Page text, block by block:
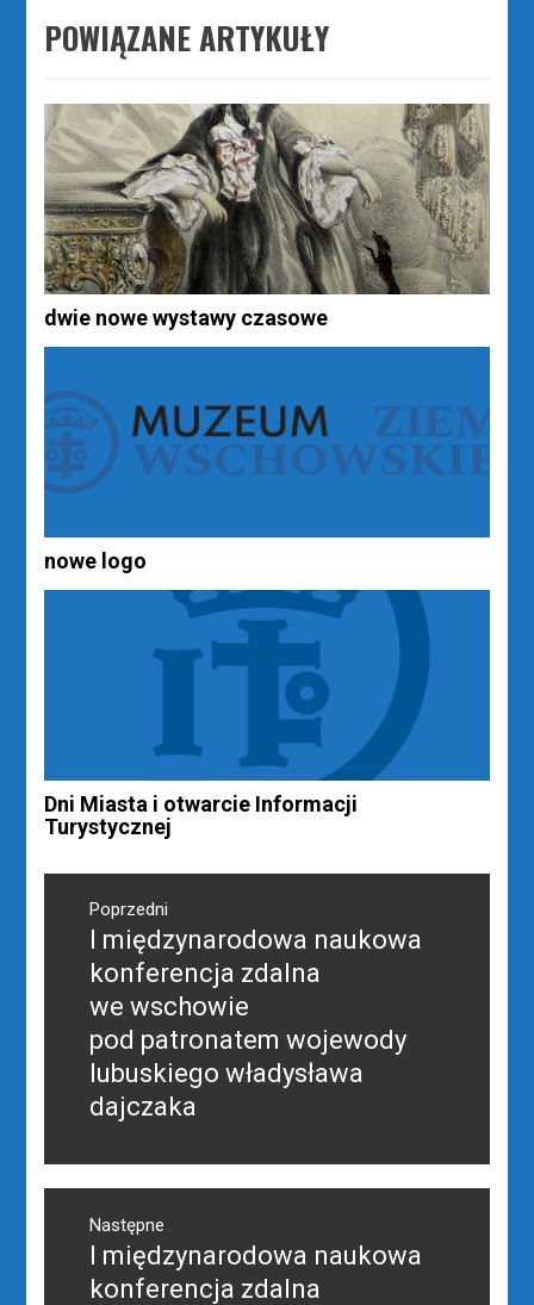
POWIĄZANE ARTYKUŁY
dwie nowe wystawy czasowe
nowe logo
Dni Miasta i otwarcie Informacji
Turystycznej
Nawigacja
wpisuPoprzedni
Poprzedni
wpis:
I międzynarodowa naukowa
konferencja zdalna
we wschowie
pod patronatem wojewody
lubuskiego władysława
dajczaka
Następne
Następny
post:
I międzynarodowa naukowa
konferencja zdalna